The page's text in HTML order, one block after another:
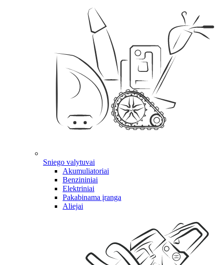
Sniego valytuvai
Akumuliatoriai
Benzininiai
Elektriniai
Pakabinama įranga
Aliejai